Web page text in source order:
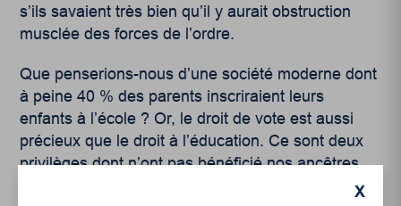
s’ils savaient très bien qu’il y aurait obstruction
musclée des forces de l’ordre.
Que penserions-nous d’une société moderne dont
à peine 40 % des parents inscriraient leurs
enfants à l’école ? Or, le droit de vote est aussi
précieux que le droit à l’éducation. Ce sont deux
privilèges dont n’ont pas bénéficié nos ancêtres.
X